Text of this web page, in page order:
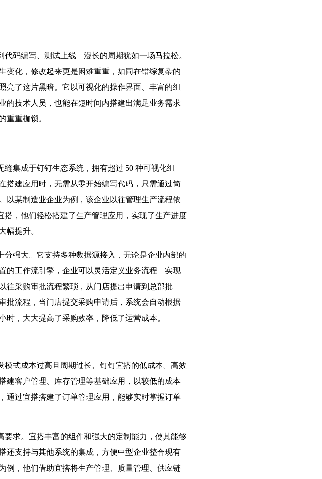
码编写、测试上线，漫长的周期犹如一场马拉松。
变化，修改起来更是困难重重，如同在错综复杂的
亮了这片黑暗。它以可视化的操作界面、丰富的组
的技术人员，也能在短时间内搭建出满足业务需求
重重枷锁。
集成于钉钉生态系统，拥有超过 50 种可视化组
搭建应用时，无需从零开始编写代码，只需通过简
以某制造业企业为例，该企业以往管理生产流程依
搭，他们轻松搭建了生产管理应用，实现了生产进度
幅提升。
强大。它支持多种数据源接入，无论是企业内部的
的工作流引擎，企业可以灵活定义业务流程，实现
往采购审批流程繁琐，从门店提出申请到总部批
批流程，当门店提交采购申请后，系统会自动根据
，大大提高了采购效率，降低了运营成本。
式成本过高且周期过长。钉钉宜搭的低成本、高效
建客户管理、库存管理等基础应用，以较低的成本
通过宜搭搭建了订单管理应用，能够实时掌握订单
求。宜搭丰富的组件和强大的定制能力，使其能够
还支持与其他系统的集成，方便中型企业整合现有
例，他们借助宜搭将生产管理、质量管理、供应链